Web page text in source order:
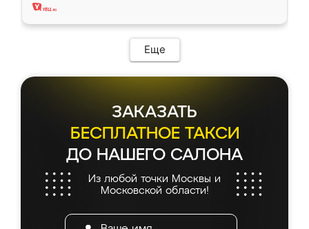
Еще
ЗАКАЗАТЬ
БЕСПЛАТНОЕ ТАКСИ
ДО НАШЕГО САЛОНА
Из любой точки Москвы и
Московской области!